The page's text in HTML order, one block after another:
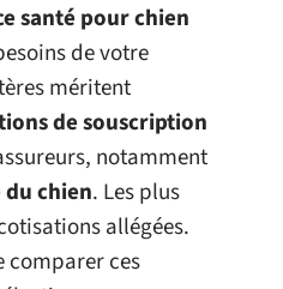
santé pour chien
de votre
méritent
de souscription
notamment
du chien. Les plus
allégées.
comparer ces